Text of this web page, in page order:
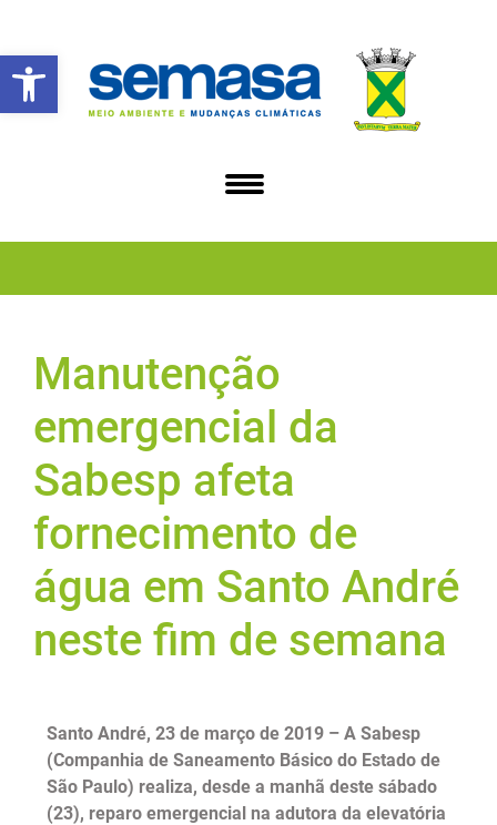
Abrir a barra de ferramentas
Manutenção
emergencial da
Sabesp afeta
fornecimento de
água em Santo André
neste fim de semana
Santo André, 23 de março de 2019 – A Sabesp
(Companhia de Saneamento Básico do Estado de
São Paulo) realiza, desde a manhã deste sábado
(23), reparo emergencial na adutora da elevatória